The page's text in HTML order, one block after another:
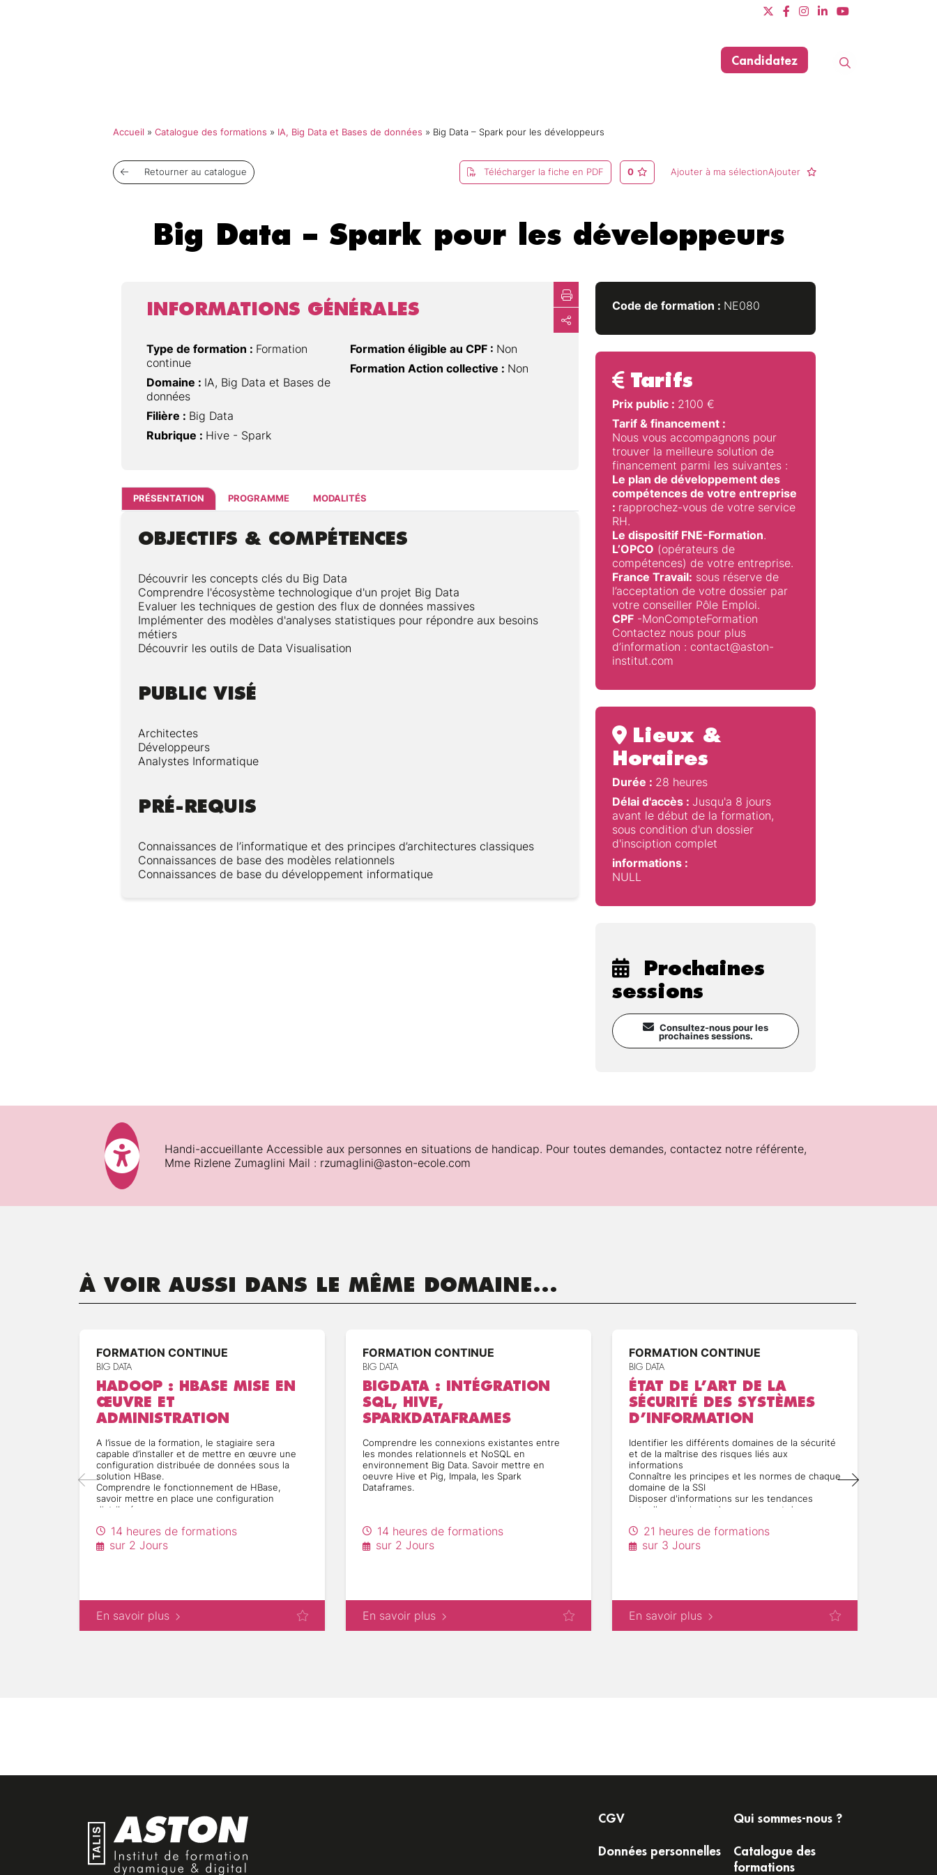
Candidatez
Accueil » Catalogue des formations » IA, Big Data et Bases de données » Big Data – Spark pour les développeurs
Retourner au catalogue Télécharger la fiche en PDF 0 Ajouter à ma sélectionAjouter
Big Data – Spark pour les développeurs
INFORMATIONS GÉNÉRALES
Type de formation : Formation
continue
Domaine : IA, Big Data et Bases de
données
Filière : Big Data
Rubrique : Hive - Spark
Formation éligible au CPF : Non
Formation Action collective : Non
PRÉSENTATION PROGRAMME MODALITÉS
OBJECTIFS & COMPÉTENCES
Découvrir les concepts clés du Big Data
Comprendre l'écosystème technologique d'un projet Big Data
Evaluer les techniques de gestion des flux de données massives
Implémenter des modèles d'analyses statistiques pour répondre aux besoins
métiers
Découvrir les outils de Data Visualisation
PUBLIC VISÉ
Architectes
Développeurs
Analystes Informatique
PRÉ-REQUIS
Connaissances de l’informatique et des principes d’architectures classiques
Connaissances de base des modèles relationnels
Connaissances de base du développement informatique
Fin de formation :
Satisfaction des participants :
Code de formation : NE080
Tarifs
Prix public : 2100 €
Tarif & financement :
Nous vous accompagnons pour
trouver la meilleure solution de
financement parmi les suivantes :
Le plan de développement des
compétences de votre entreprise
: rapprochez-vous de votre service
RH.
Le dispositif FNE-Formation.
L’OPCO (opérateurs de
compétences) de votre entreprise.
France Travail: sous réserve de
l’acceptation de votre dossier par
votre conseiller Pôle Emploi.
CPF -MonCompteFormation
Contactez nous pour plus
d’information : contact@aston-
institut.com
Lieux &
Horaires
Durée : 28 heures
Délai d'accès : Jusqu'a 8 jours
avant le début de la formation,
sous condition d'un dossier
d'insciption complet
informations :
NULL
Prochaines
sessions
Consultez-nous pour les
prochaines sessions.
Handi-accueillante Accessible aux personnes en situations de handicap. Pour toutes demandes, contactez notre référente,
Mme Rizlene Zumaglini Mail : rzumaglini@aston-ecole.com
À VOIR AUSSI DANS LE MÊME DOMAINE...
FORMATION CONTINUE
BIG DATA
HADOOP : HBASE MISE EN
ŒUVRE ET
ADMINISTRATION
A l’issue de la formation, le stagiaire sera
capable d’installer et de mettre en œuvre une
configuration distribuée de données sous la
solution HBase.
Comprendre le fonctionnement de HBase,
savoir mettre en place une configuration
distribuée
14 heures de formations
sur 2 Jours
En savoir plus
FORMATION CONTINUE
BIG DATA
BIGDATA : INTÉGRATION
SQL, HIVE,
SPARKDATAFRAMES
Comprendre les connexions existantes entre
les mondes relationnels et NoSQL en
environnement Big Data. Savoir mettre en
oeuvre Hive et Pig, Impala, les Spark
Dataframes.
14 heures de formations
sur 2 Jours
En savoir plus
FORMATION CONTINUE
BIG DATA
ÉTAT DE L’ART DE LA
SÉCURITÉ DES SYSTÈMES
D’INFORMATION
Identifier les différents domaines de la sécurité
et de la maîtrise des risques liés aux
informations
Connaître les principes et les normes de chaque
domaine de la SSI
Disposer d'informations sur les tendances
actuelles au niveau des menaces et des
Pouvoir améliorer la communication entre la
maitrise d'ouvrage, la maitrise d'oeuvre et la SSI
21 heures de formations
sur 3 Jours
En savoir plus
CGV
Données personnelles
Qui sommes-nous ?
Catalogue des
formations